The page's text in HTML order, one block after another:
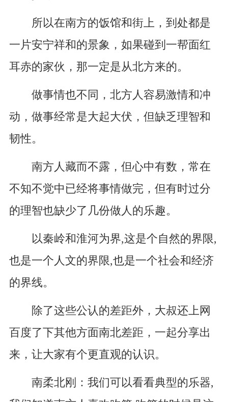
所以在南方的饭馆和街上，到处都是
一片安宁祥和的景象，如果碰到一帮面红
耳赤的家伙，那一定是从北方来的。
做事情也不同，北方人容易激情和冲
动，做事经常是大起大伏，但缺乏理智和
韧性。
南方人藏而不露，但心中有数，常在
不知不觉中已经将事情做完，但有时过分
的理智也缺少了几份做人的乐趣。
以秦岭和淮河为界,这是个自然的界限,
也是一个人文的界限,也是一个社会和经济
的界线。
除了这些公认的差距外，大叔还上网
百度了下其他方面南北差距，一起分享出
来，让大家有个更直观的认识。
南柔北刚：我们可以看看典型的乐器,